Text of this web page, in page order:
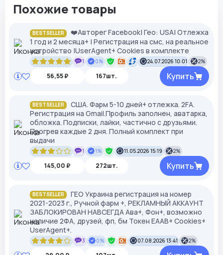
Похожие товары
BESTSELLER
❤️Авторег Facebook| Гео: USA| Отлежка
1 год и 2 месяца+ | Регистрация на смс, на реальное
устройство |UserAgent+ Cookies в комплекте
1 0% 24.07.2026 10:01 2%
56,55 ₽ 167шт. Купить
BESTSELLER
США. Фарм 5-10 дней+ отлежка. 2FA.
Регистрация на Gmail.Профиль заполнен, аватарка,
обложка. Подписки, лайки, частично с друзьями.
Прогрев каждые 2 дня. Полный комплект при
выдачи
1 1% 11.05.2026 15:19 2%
145,00 ₽ 272шт. Купить
BESTSELLER
ГЕО Украина регистрация на номер
2021-2023 г., Ручной фарм +, РЕКЛАМНЫЙ АККАУНТ
ЗАБЛОКИРОВАН НАВСЕГДА Ава+, Фон+, возможно
наличие 2ФА, друзей, фп, бм Токен EAAB+ Cookies+
UserAgent+.
3 0% 07.08.2026 13:41 2%